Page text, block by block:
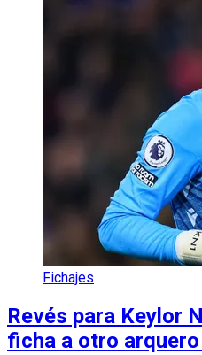
Fichajes
Revés para Keylor
ficha a otro